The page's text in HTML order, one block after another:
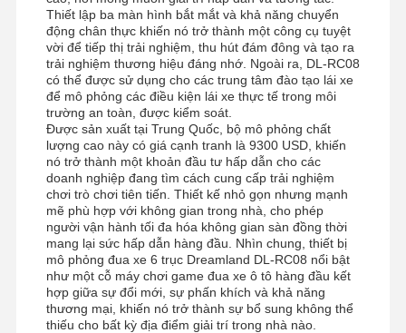
Thiết lập ba màn hình bắt mắt và khả năng chuyển
động chân thực khiến nó trở thành một công cụ tuyệt
vời để tiếp thị trải nghiệm, thu hút đám đông và tạo ra
trải nghiệm thương hiệu đáng nhớ. Ngoài ra, DL-RC08
có thể được sử dụng cho các trung tâm đào tạo lái xe
để mô phỏng các điều kiện lái xe thực tế trong môi
trường an toàn, được kiểm soát.
Được sản xuất tại Trung Quốc, bộ mô phỏng chất
lượng cao này có giá cạnh tranh là 9300 USD, khiến
nó trở thành một khoản đầu tư hấp dẫn cho các
doanh nghiệp đang tìm cách cung cấp trải nghiệm
chơi trò chơi tiên tiến. Thiết kế nhỏ gọn nhưng mạnh
mẽ phù hợp với không gian trong nhà, cho phép
người vận hành tối đa hóa không gian sàn đồng thời
mang lại sức hấp dẫn hàng đầu. Nhìn chung, thiết bị
mô phỏng đua xe 6 trục Dreamland DL-RC08 nổi bật
như một cỗ máy chơi game đua xe ô tô hàng đầu kết
hợp giữa sự đổi mới, sự phấn khích và khả năng
thương mại, khiến nó trở thành sự bổ sung không thể
thiếu cho bất kỳ địa điểm giải trí trong nhà nào.